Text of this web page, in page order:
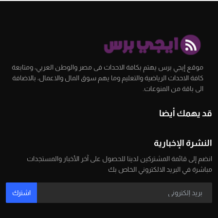
موقع إيجي برس يهتم بكافة الاحداث فى مصر والوطن العربي، ومتابعة
كافة الاحداث الرياضية والتعليم وما يهم سوق المال والاعمال، بالاضافة
الى باقة من المنوعات.
قد يهمك أيضا
النشرة الإخبارية
انضم إلى قائمة المشتركين لدينا للحصول على آخر الأخبار والمستجدات
مباشرة في البريد الالكتروني الخاص بك
اشترك